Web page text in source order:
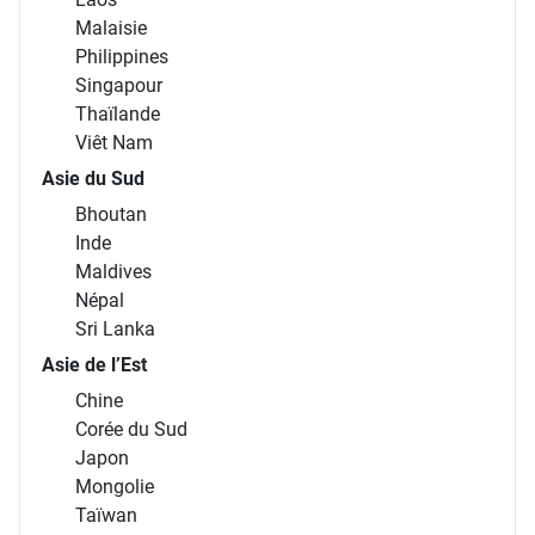
Malaisie
Philippines
Singapour
Thaïlande
Viêt Nam
Asie du Sud
Bhoutan
Inde
Maldives
Népal
Sri Lanka
Asie de l’Est
Chine
Corée du Sud
Japon
Mongolie
Taïwan